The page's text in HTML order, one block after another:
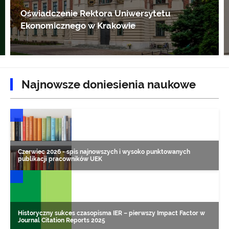
Oświadczenie Rektora Uniwersytetu
Ekonomicznego w Krakowie
Najnowsze doniesienia naukowe
DONIESIENIA NAUKOWE
Czerwiec 2026 - spis najnowszych i wysoko punktowanych
publikacji pracowników UEK
Historyczny sukces czasopisma IER – pierwszy Impact Factor w
Journal Citation Reports 2025